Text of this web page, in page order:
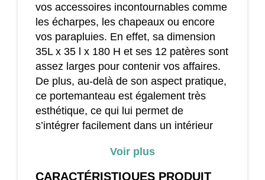
vos accessoires incontournables comme
les écharpes, les chapeaux ou encore
vos parapluies. En effet, sa dimension
35L x 35 l x 180 H et ses 12 patères sont
assez larges pour contenir vos affaires.
De plus, au-delà de son aspect pratique,
ce portemanteau est également très
esthétique, ce qui lui permet de
s’intégrer facilement dans un intérieur
assure une solidité exemplaire du fait
qu’il est conçu entièrement en métal.
Voir plus
CARACTÉRISTIQUES PRODUIT